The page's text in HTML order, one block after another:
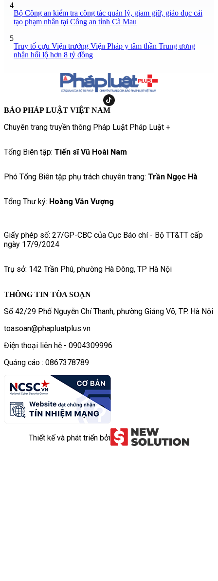
4
Bộ Công an kiểm tra công tác quản lý, giam giữ, giáo dục cải
tạo phạm nhân tại Công an tỉnh Cà Mau
5
Truy tố cựu Viện trưởng Viện Pháp y tâm thần Trung ương
nhận hối lộ hơn 8 tỷ đồng
BÁO PHÁP LUẬT VIỆT NAM
Chuyên trang truyền thông Pháp Luật Pháp Luật +
Tổng Biên tập: Tiến sĩ Vũ Hoài Nam
Phó Tổng Biên tập phụ trách chuyên trang: Trần Ngọc Hà
Tổng Thư ký: Hoàng Văn Vượng
Giấy phép số: 27/GP-CBC của Cục Báo chí - Bộ TT&TT cấp
ngày 17/9/2024
Trụ sở: 142 Trần Phú, phường Hà Đông, TP Hà Nội
THÔNG TIN TÒA SOẠN
Số 42/29 Phố Nguyễn Chí Thanh, phường Giảng Võ, TP. Hà Nội
toasoan@phapluatplus.vn
Điện thoại liên hệ - 0904309996
Quảng cáo : 0867378789
Thiết kế và phát triển bởi